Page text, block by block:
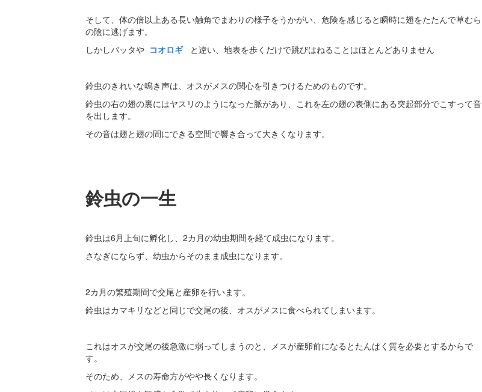
そして、体の倍以上ある長い触角でまわりの様子をうかがい、危険を感じると瞬時に翅をたたんで草むら
の陰に逃げます。
しかしバッタや コオロギ と違い、地表を歩くだけで跳びはねることはほとんどありません
鈴虫のきれいな鳴き声は、オスがメスの関心を引きつけるためのものです。
鈴虫の右の翅の裏にはヤスリのようになった脈があり、これを左の翅の表側にある突起部分でこすって音
を出します。
その音は翅と翅の間にできる空間で響き合って大きくなります。
鈴虫の一生
鈴虫は6月上旬に孵化し、2カ月の幼虫期間を経て成虫になります。
さなぎにならず、幼虫からそのまま成虫になります。
2カ月の繁殖期間で交尾と産卵を行います。
鈴虫はカマキリなどと同じで交尾の後、オスがメスに食べられてしまいます。
これはオスが交尾の後急激に弱ってしまうのと、メスが産卵前になるとたんぱく質を必要とするからで
す。
そのため、メスの寿命方がやや長くなります。